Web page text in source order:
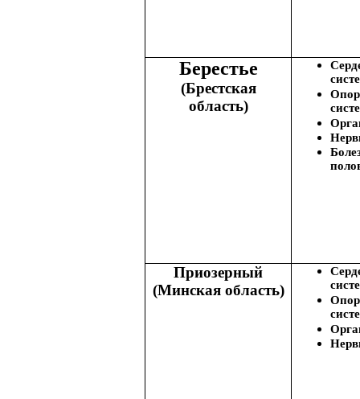
Берестье
(Брестская
область)
Приозерный
(Минская область)